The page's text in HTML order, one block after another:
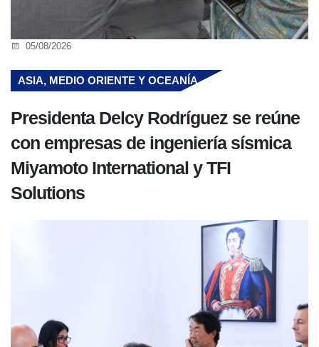
05/08/2026
ASIA, MEDIO ORIENTE Y OCEANÍA
Presidenta Delcy Rodríguez se reúne
con empresas de ingeniería sísmica
Miyamoto International y TFI
Solutions